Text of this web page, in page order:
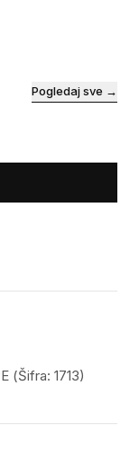
Pogledaj sve →
(Šifra: 1713)